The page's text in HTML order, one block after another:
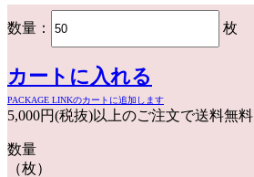
数量： 枚
カートに入れる
PACKAGE LINKのカートに追加します
5,000円(税抜)以上のご注文で送料無料
数量
（枚）